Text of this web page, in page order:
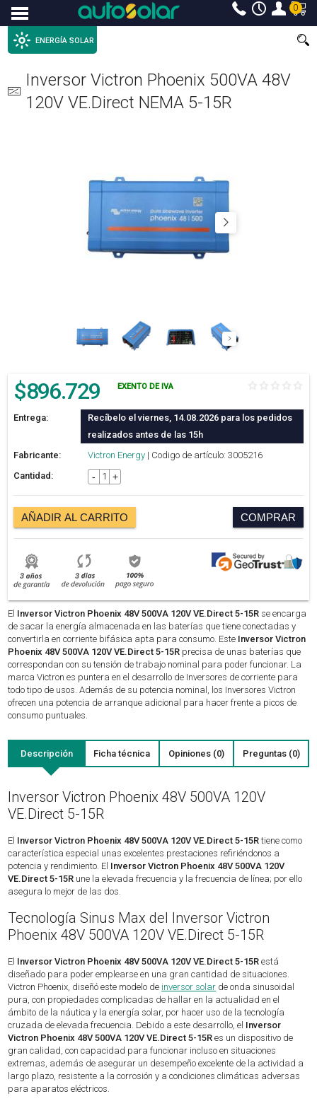
Menu 0
ENERGÍA SOLAR
Inversor Victron Phoenix 500VA 48V
120V VE.Direct NEMA 5-15R
$896.729 EXENTO DE IVA
Entrega:
Recíbelo el viernes, 14.08.2026 para los pedidos
realizados antes de las 15h
Fabricante:
Victron Energy | Codigo de artículo: 3005216
Cantidad:
- +
AÑADIR AL CARRITO COMPRAR
El Inversor Victron Phoenix 48V 500VA 120V VE.Direct 5-15R se encarga
de sacar la energía almacenada en las baterías que tiene conectadas y
convertirla en corriente bifásica apta para consumo. Este Inversor Victron
Phoenix 48V 500VA 120V VE.Direct 5-15R precisa de unas baterías que
correspondan con su tensión de trabajo nominal para poder funcionar. La
marca Victron es puntera en el desarrollo de Inversores de corriente para
todo tipo de usos. Además de su potencia nominal, los Inversores Victron
ofrecen una potencia de arranque adicional para hacer frente a picos de
consumo puntuales.
Descripción Ficha técnica Opiniones (0) Preguntas (0)
Inversor Victron Phoenix 48V 500VA 120V
VE.Direct 5-15R
El Inversor Victron Phoenix 48V 500VA 120V VE.Direct 5-15Rtiene como
característica especial unas excelentes prestaciones refiriéndonos a
potencia y rendimiento. El Inversor Victron Phoenix 48V 500VA 120V
VE.Direct 5-15R une la elevada frecuencia y la frecuencia de línea; por ello
asegura lo mejor de las dos.
Tecnología Sinus Max del Inversor Victron
Phoenix 48V 500VA 120V VE.Direct 5-15R
El Inversor Victron Phoenix 48V 500VA 120V VE.Direct 5-15R está
diseñado para poder emplearse en una gran cantidad de situaciones.
Victron Phoenix, diseñó este modelo de inversor solar de onda sinusoidal
pura, con propiedades complicadas de hallar en la actualidad en el
ámbito de la náutica y la energía solar, por hacer uso de la tecnología
cruzada de elevada frecuencia. Debido a este desarrollo, el Inversor
Victron Phoenix 48V 500VA 120V VE.Direct 5-15R es un dispositivo de
gran calidad, con capacidad para funcionar incluso en situaciones
extremas, además de asegurar un desempeño excelente de la actividad a
largo plazo, resistente a la corrosión y a condiciones climáticas adversas
para aparatos eléctricos.